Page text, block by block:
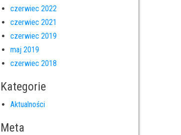
czerwiec 2022
czerwiec 2021
czerwiec 2019
maj 2019
czerwiec 2018
Kategorie
Aktualności
Meta